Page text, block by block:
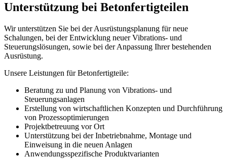
Unterstützung bei Betonfertigteilen
Wir unterstützen Sie bei der Ausrüstungsplanung für neue
Schalungen, bei der Entwicklung neuer Vibrations- und
Steuerungslösungen, sowie bei der Anpassung Ihrer bestehenden
Ausrüstung.
Unsere Leistungen für Betonfertigteile:
Beratung zu und Planung von Vibrations- und
Steuerungsanlagen
Erstellung von wirtschaftlichen Konzepten und Durchführung
von Prozessoptimierungen
Projektbetreuung vor Ort
Unterstützung bei der Inbetriebnahme, Montage und
Einweisung in die neuen Anlagen
Anwendungsspezifische Produktvarianten